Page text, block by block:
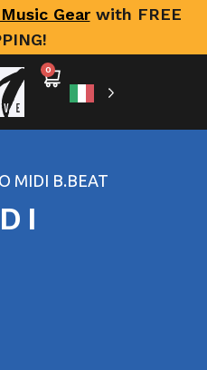
Gearwith FREE
0
MIDI B.BEAT